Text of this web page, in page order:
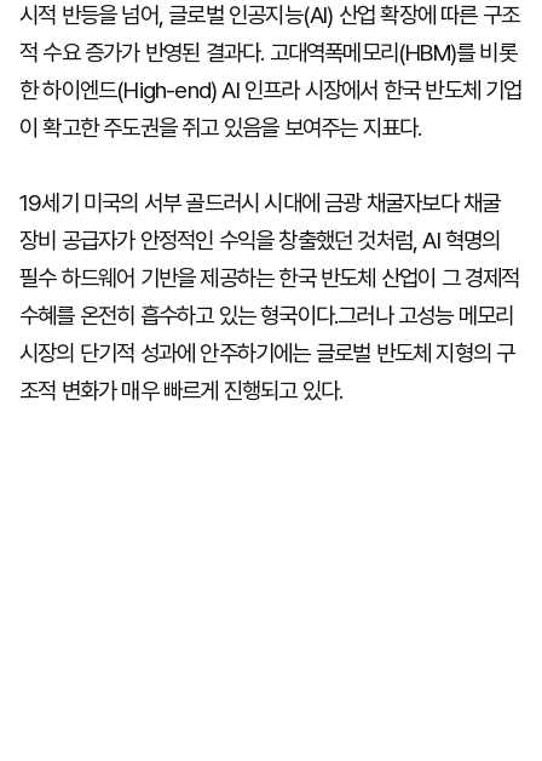
시적 반등을 넘어, 글로벌 인공지능(AI) 산업 확장에 따른 구조
적 수요 증가가 반영된 결과다. 고대역폭메모리(HBM)를 비롯
한 하이엔드(High-end) AI 인프라 시장에서 한국 반도체 기업
이 확고한 주도권을 쥐고 있음을 보여주는 지표다.
19세기 미국의 서부 골드러시 시대에 금광 채굴자보다 채굴
장비 공급자가 안정적인 수익을 창출했던 것처럼, AI 혁명의
필수 하드웨어 기반을 제공하는 한국 반도체 산업이 그 경제적
수혜를 온전히 흡수하고 있는 형국이다.그러나 고성능 메모리
시장의 단기적 성과에 안주하기에는 글로벌 반도체 지형의 구
조적 변화가 매우 빠르게 진행되고 있다.